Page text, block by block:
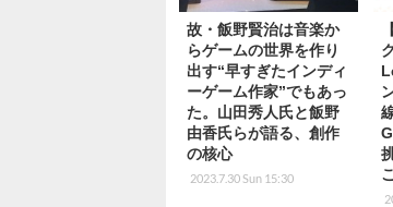
故・飯野賢治は音楽か
らゲームの世界を作り
出す“早すぎたインディ
ーゲーム作家”でもあっ
た。山田秀人氏と飯野
由香氏らが語る、創作
の核心
2023.7.30 Sun 15:30